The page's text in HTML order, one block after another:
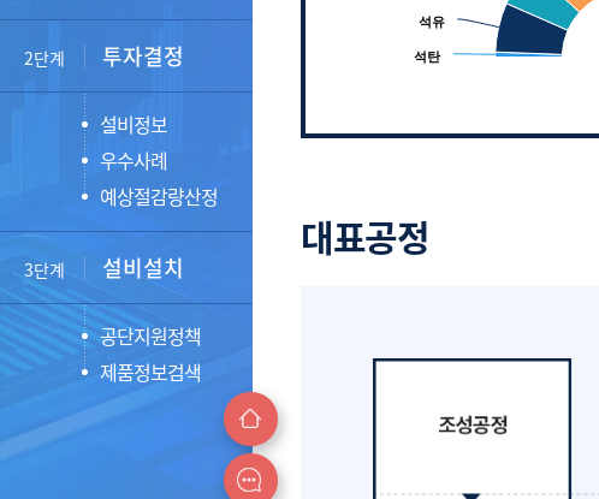
2단계 투자결정
설비정보
우수사례
예상절감량산정
3단계 설비설치
공단지원정책
제품정보검색
석탄
석탄
석유
석유
End of interactive chart.
대표공정